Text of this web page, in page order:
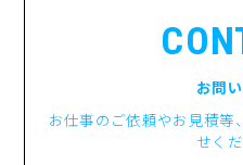
お問
お仕事のご依頼やお見積
せくだ